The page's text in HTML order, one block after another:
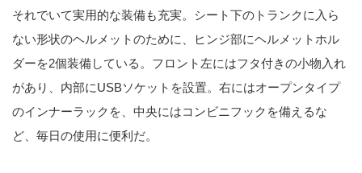
それでいて実用的な装備も充実。シート下のトランクに入ら
ない形状のヘルメットのために、ヒンジ部にヘルメットホル
ダーを2個装備している。フロント左にはフタ付きの小物入れ
があり、内部にUSBソケットを設置。右にはオープンタイプ
のインナーラックを、中央にはコンビニフックを備えるな
ど、毎日の使用に便利だ。